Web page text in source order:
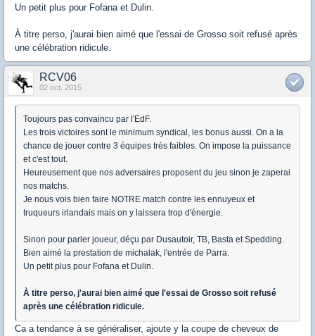
Un petit plus pour Fofana et Dulin.
À titre perso, j'aurai bien aimé que l'essai de Grosso soit refusé après
une célébration ridicule.
RCV06
02 oct. 2015
Toujours pas convaincu par l'EdF.
Les trois victoires sont le minimum syndical, les bonus aussi. On a la
chance de jouer contre 3 équipes très faibles. On impose la puissance
et c'est tout.
Heureusement que nos adversaires proposent du jeu sinon je zaperai
nos matchs.
Je nous vois bien faire NOTRE match contre les ennuyeux et
truqueurs irlandais mais on y laissera trop d'énergie.
Sinon pour parler joueur, déçu par Dusautoir, TB, Basta et Spedding.
Bien aimé la prestation de michalak, l'entrée de Parra.
Un petit plus pour Fofana et Dulin.
À titre perso, j'aurai bien aimé que l'essai de Grosso soit refusé
après une célébration ridicule.
Ca a tendance à se généraliser, ajoute y la coupe de cheveux de